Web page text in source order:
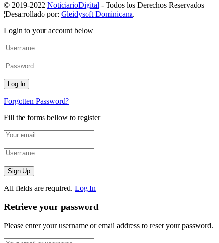
© 2019-2022 NoticiarioDigital - Todos los Derechos Reservados
¦Desarrollado por: Gleidysoft Dominicana.
Login to your account below
Forgotten Password?
Fill the forms bellow to register
All fields are required. Log In
Retrieve your password
Please enter your username or email address to reset your password.